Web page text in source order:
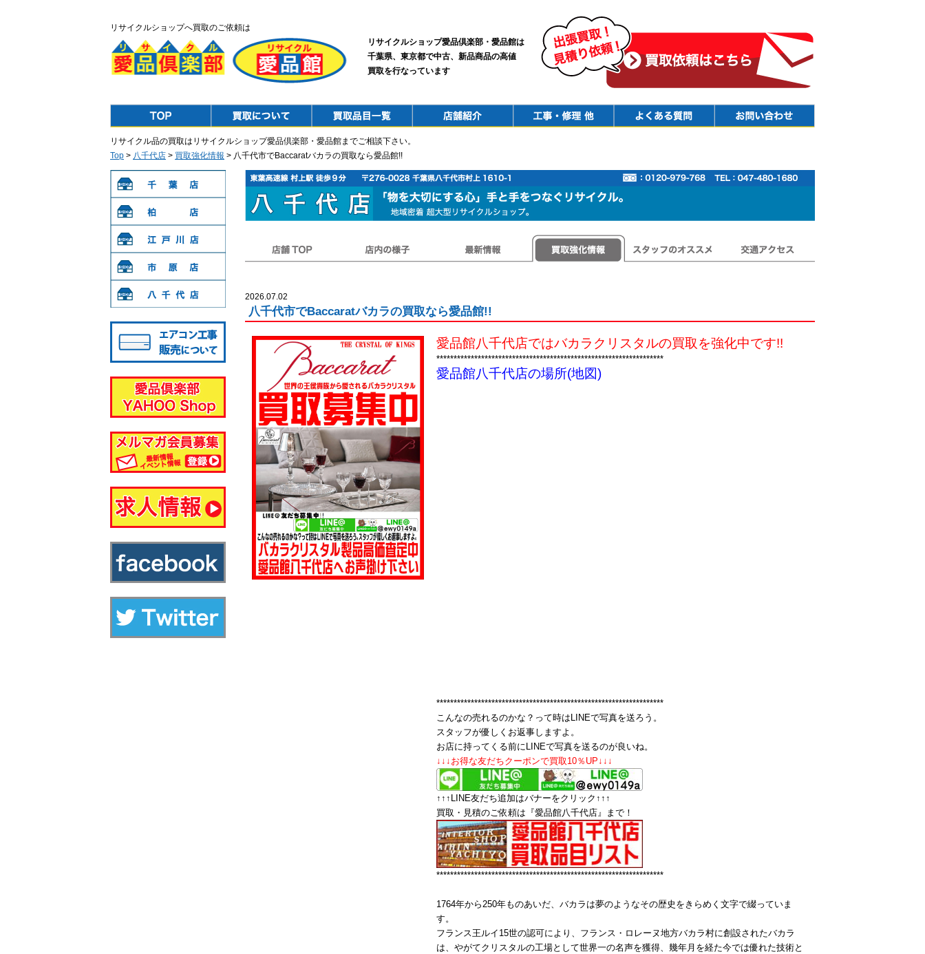
リサイクルショップへ買取のご依頼は
リサイクルショップ愛品倶楽部・愛品館は
千葉県、東京都で中古、新品商品の高値
買取を行なっています
リサイクル品の買取はリサイクルショップ愛品倶楽部・愛品館までご相談下さい。
Top > 八千代店 > 買取強化情報 > 八千代市でBaccaratバカラの買取なら愛品館!!
2026.07.02
八千代市でBaccaratバカラの買取なら愛品館!!
愛品館八千代店ではバカラクリスタルの買取を強化中です!!
******************************************************************
愛品館八千代店の場所(地図)
******************************************************************
こんなの売れるのかな？って時はLINEで写真を送ろう。
スタッフが優しくお返事しますよ。
お店に持ってくる前にLINEで写真を送るのが良いね。
↓↓↓お得な友だちクーポンで買取10％UP↓↓↓
↑↑↑LINE友だち追加はバナーをクリック↑↑↑
買取・見積のご依頼は『愛品館八千代店』まで！
******************************************************************
1764年から250年ものあいだ、バカラは夢のようなその歴史をきらめく文字で綴っていま
す。
フランス王ルイ15世の認可により、フランス・ロレーヌ地方バカラ村に創設されたバカラ
は、やがてクリスタルの工場として世界一の名声を獲得、幾年月を経た今では優れた技術と